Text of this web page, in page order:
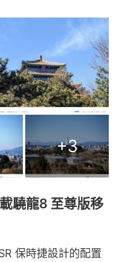
+3
驍龍8 至尊版移
保時捷設計的配置